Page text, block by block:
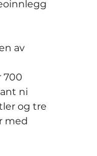
av
700
ni
og tre
med